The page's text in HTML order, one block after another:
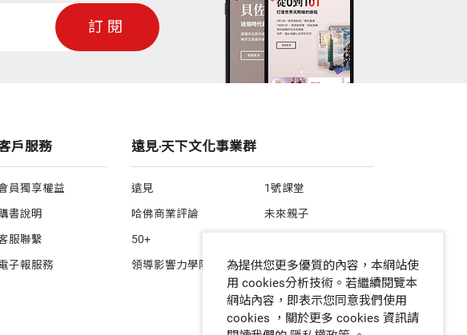
訂閱
戶服務
員獨享權益
書說明
服聯繫
子報服務
遠見‧天下文化事業群
遠見
哈佛商業評論
50+
領導影響力學院
1號課堂
未來親子
為提供您更多優質的內容，本網站使
用 cookies分析技術。若繼續閱覽本
網站內容，即表示您同意我們使用
cookies ，關於更多 cookies 資訊請